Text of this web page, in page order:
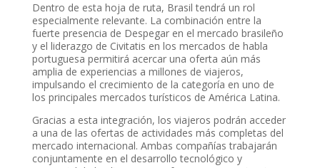
Dentro de esta hoja de ruta, Brasil tendrá un rol
especialmente relevante. La combinación entre la
fuerte presencia de Despegar en el mercado brasileño
y el liderazgo de Civitatis en los mercados de habla
portuguesa permitirá acercar una oferta aún más
amplia de experiencias a millones de viajeros,
impulsando el crecimiento de la categoría en uno de
los principales mercados turísticos de América Latina.
Gracias a esta integración, los viajeros podrán acceder
a una de las ofertas de actividades más completas del
mercado internacional. Ambas compañías trabajarán
conjuntamente en el desarrollo tecnológico y